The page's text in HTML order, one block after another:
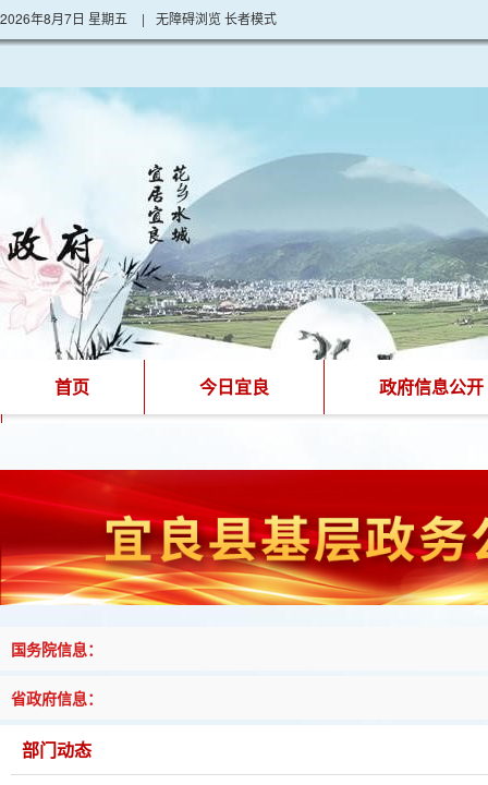
2026年8月7日 星期五 | 无障碍浏览长者模式
首页 今日宜良 政府信息公开
国务院信息：
省政府信息：
部门动态